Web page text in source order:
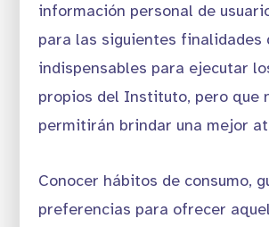
información personal de
para las siguientes finalidades
indispensables para ejecutar
propios del Instituto, pero que
permitirán brindar una mejor
Conocer hábitos de consumo,
preferencias para ofrecer